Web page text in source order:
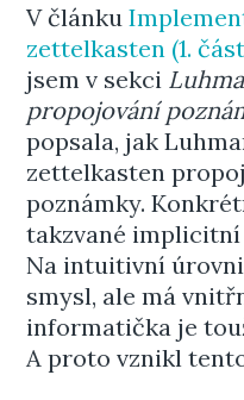
V článku
zettelkasten (1.
jsem v sekci
propojování
popsala, jak
zettelkasten
poznámky.
takzvané
Na intuitivní
smysl, ale má
informatička je
A proto vznikl